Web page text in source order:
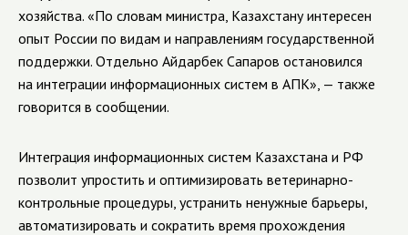
хозяйства. «По словам министра, Казахстану интересен
опыт России по видам и направлениям государственной
поддержки. Отдельно Айдарбек Сапаров остановился
на интеграции информационных систем в АПК», — также
говорится в сообщении.
Интеграция информационных систем Казахстана и РФ
позволит упростить и оптимизировать ветеринарно-
контрольные процедуры, устранить ненужные барьеры,
автоматизировать и сократить время прохождения